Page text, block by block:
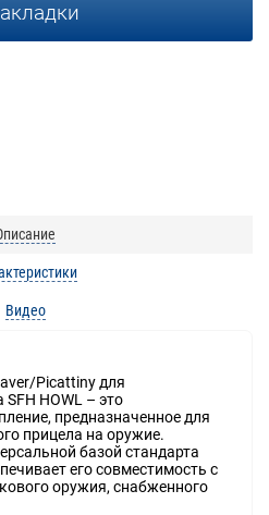
Видео
Picattiny для
HOWL – это
предназначенное для
прицела на оружие.
базой стандарта
его совместимость с
оружия, снабженного